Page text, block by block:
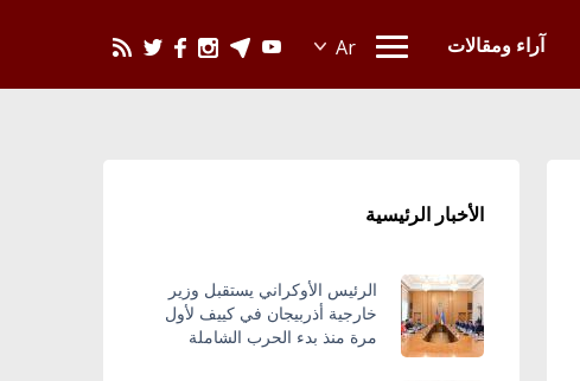
آراء ومقالات
الأخبار الرئيسية
الرئيس الأوكراني يستقبل وزير
خارجية أذربيجان في كييف لأول
مرة منذ بدء الحرب الشاملة